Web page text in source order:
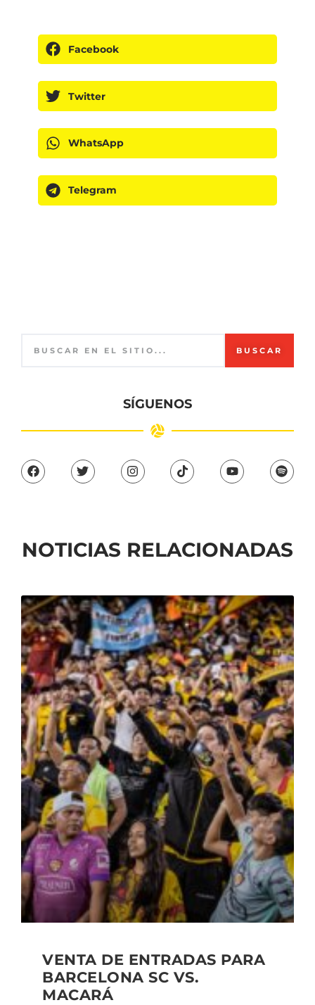
Facebook
Twitter
WhatsApp
Telegram
BUSCAR
SÍGUENOS
NOTICIAS RELACIONADAS
VENTA DE ENTRADAS PARA
BARCELONA SC VS.
MACARÁ